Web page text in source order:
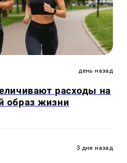
день назад
расходы на
образ жизни
3 дня назад